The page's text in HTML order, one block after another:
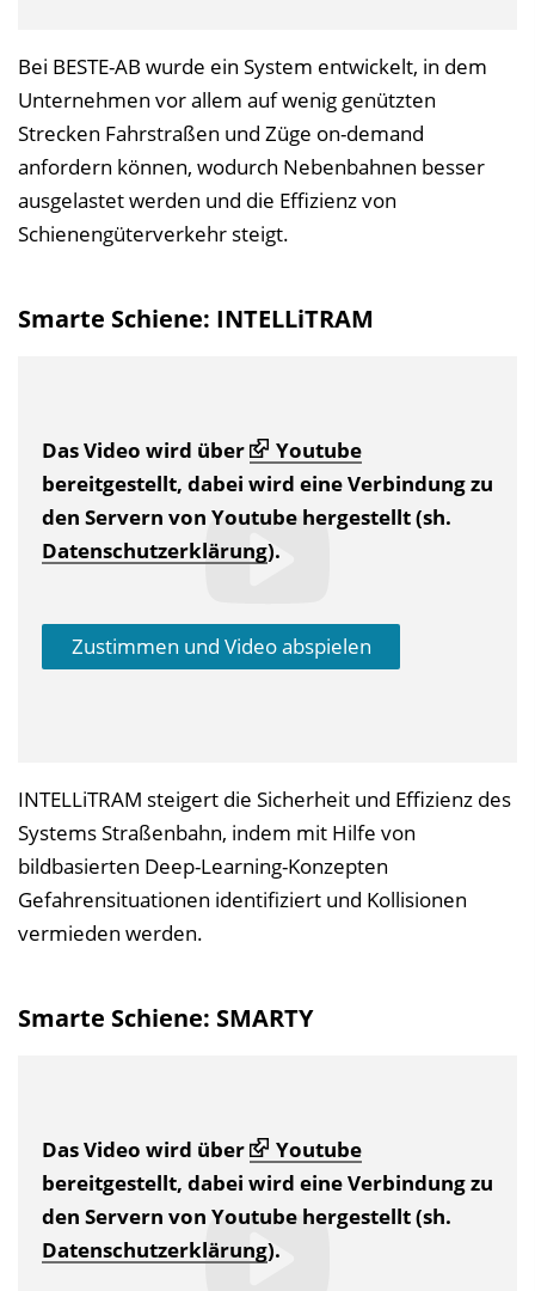
Bei BESTE-AB wurde ein System entwickelt, in dem
Unternehmen vor allem auf wenig genützten
Strecken Fahrstraßen und Züge on-demand
anfordern können, wodurch Nebenbahnen besser
ausgelastet werden und die Effizienz von
Schienengüterverkehr steigt.
Smarte Schiene: INTELLiTRAM
Das Video wird über
Youtube
bereitgestellt, dabei wird eine Verbindung zu
den Servern von Youtube hergestellt (sh.
Datenschutzerklärung).
Zustimmen und Video abspielen
INTELLiTRAM steigert die Sicherheit und Effizienz des
Systems Straßenbahn, indem mit Hilfe von
bildbasierten Deep-Learning-Konzepten
Gefahrensituationen identifiziert und Kollisionen
vermieden werden.
Smarte Schiene: SMARTY
Das Video wird über
Youtube
bereitgestellt, dabei wird eine Verbindung zu
den Servern von Youtube hergestellt (sh.
Datenschutzerklärung).